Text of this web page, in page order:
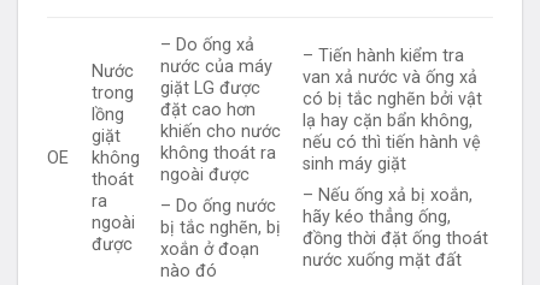
OE
Nước
trong
lồng
giặt
không
thoát
ra
ngoài
được
– Do ống xả
nước của máy
giặt LG được
đặt cao hơn
khiến cho nước
không thoát ra
ngoài được
– Do ống nước
bị tắc nghẽn, bị
xoắn ở đoạn
nào đó
– Tiến hành kiểm tra
van xả nước và ống xả
có bị tắc nghẽn bởi vật
lạ hay cặn bẩn không,
nếu có thì tiến hành vệ
sinh máy giặt
– Nếu ống xả bị xoắn,
hãy kéo thẳng ống,
đồng thời đặt ống thoát
nước xuống mặt đất